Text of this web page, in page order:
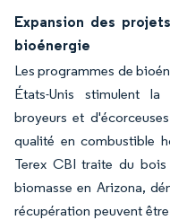
Expansion des
bioénergie
Les programmes de
États-Unis stimulent
broyeurs et
qualité en combustible
Terex CBI traite du
biomasse en Arizona,
récupération peuvent